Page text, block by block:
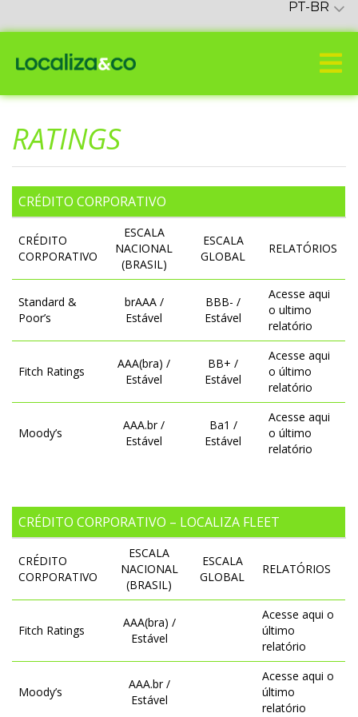
PT-BR
RATINGS
CRÉDITO CORPORATIVO
CRÉDITO
CORPORATIVO
ESCALA
NACIONAL
(BRASIL)
ESCALA
GLOBAL
RELATÓRIOS
Standard &
Poor’s
brAAA /
Estável
BBB- /
Estável
Acesse aqui
o ultimo
relatório
Fitch Ratings
AAA(bra) /
Estável
BB+ /
Estável
Acesse aqui
o último
relatório
Moody’s
AAA.br /
Estável
Ba1 /
Estável
Acesse aqui
o último
relatório
CRÉDITO CORPORATIVO – LOCALIZA FLEET
CRÉDITO
CORPORATIVO
ESCALA
NACIONAL
(BRASIL)
ESCALA
GLOBAL
RELATÓRIOS
Fitch Ratings
AAA(bra) /
Estável
Acesse aqui o
último
relatório
Moody’s
AAA.br /
Estável
Acesse aqui o
último
relatório